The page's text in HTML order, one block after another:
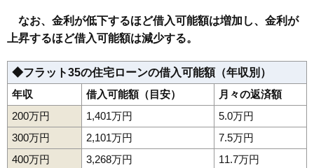
なお、金利が低下するほど借入可能額は増加し、金利が
上昇するほど借入可能額は減少する。
◆フラット35の住宅ローンの借入可能額（年収別）
年収
借入可能額（目安）
月々の返済額
200万円
1,401万円
5.0万円
300万円
2,101万円
7.5万円
400万円
3,268万円
11.7万円